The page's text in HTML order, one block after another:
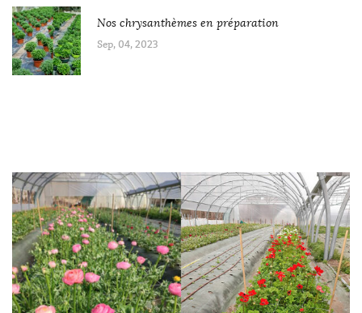
Nos chrysanthèmes en préparation
Sep, 04, 2023